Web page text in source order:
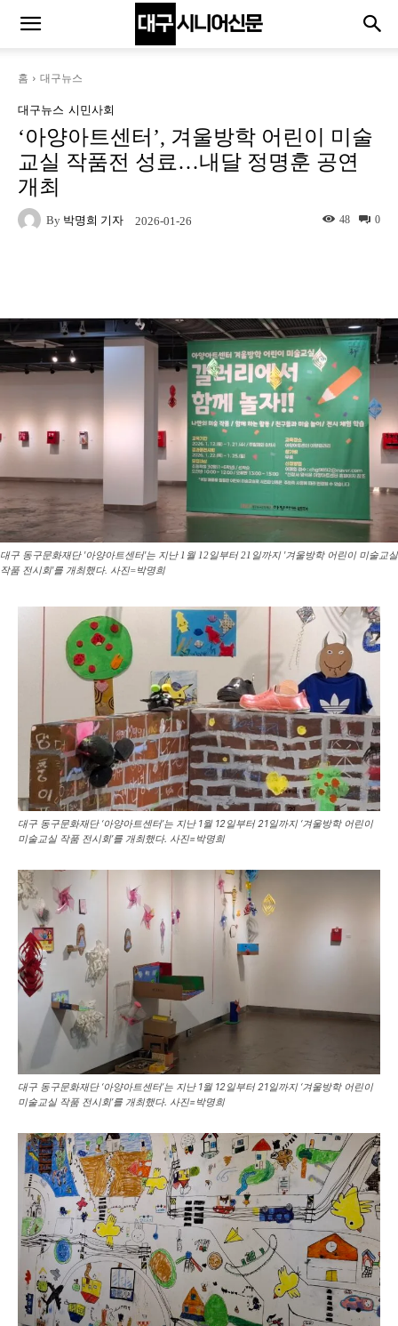
홈 대구뉴스
대구뉴스 시민사회
‘아양아트센터’, 겨울방학 어린이 미술
교실 작품전 성료…내달 정명훈 공연
개최
By 박명희 기자 2026-01-26 0
48
대구 동구문화재단 '아양아트센터'는 지난 1월 12일부터 21일까지 '겨울방학 어린이 미술교실
작품 전시회'를 개최했다. 사진=박명희
대구 동구문화재단 ‘아양아트센터’는 지난 1월 12일부터 21일까지 ‘겨울방학 어린이
미술교실 작품 전시회’를 개최했다. 사진=박명희
대구 동구문화재단 ‘아양아트센터’는 지난 1월 12일부터 21일까지 ‘겨울방학 어린이
미술교실 작품 전시회’를 개최했다. 사진=박명희